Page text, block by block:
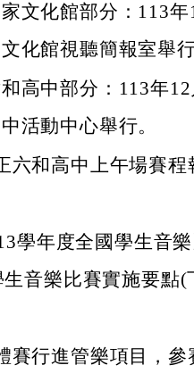
文化館部分：113
化館視聽簡報室舉行
高中部分：113年
活動中心舉行。
六和高中上午場賽
學年度全國學生音
音樂比賽實施要點
賽行進管樂項目，